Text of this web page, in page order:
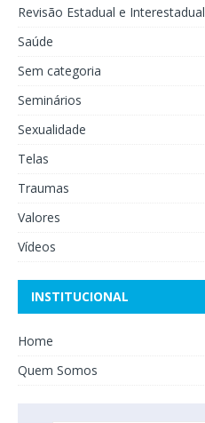
Revisão Estadual e Interestadual
Saúde
Sem categoria
Seminários
Sexualidade
Telas
Traumas
Valores
Vídeos
INSTITUCIONAL
Home
Quem Somos